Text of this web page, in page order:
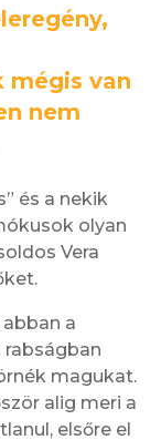
mégis van
nem
és a nekik
olyan
Vera
a
magukat.
alig meri a
elsőre el